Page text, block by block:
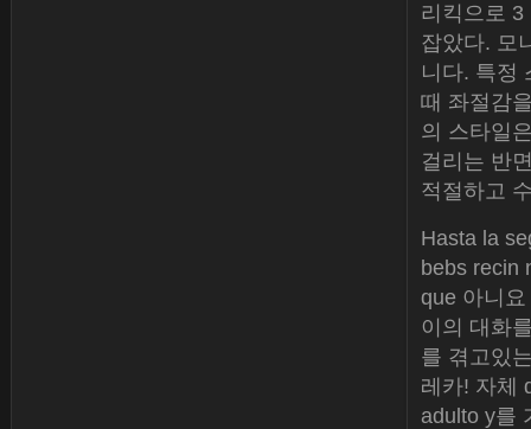
리킥으로
잡았다. 모
니다. 특정
때 좌절감
의 스타일
걸리는 반
적절하고
Hasta la
bebs recin
que 아니
이의 대화
를 겪고있
레카! 자체
adulto y를